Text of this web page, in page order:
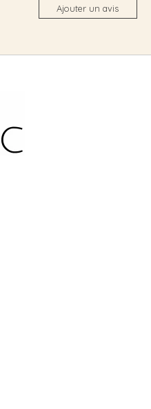
Ajouter un avis